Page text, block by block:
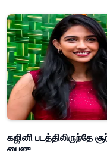
கஜினி படத்திலிருந்தே
பைஜு